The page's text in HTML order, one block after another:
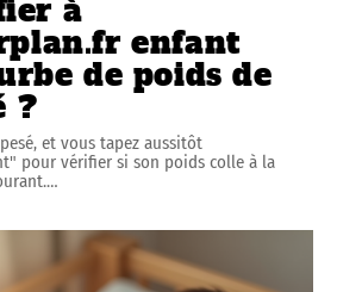
à
enfant
de poids de
?
et vous tapez aussitôt
pour vérifier si son poids colle à la
…